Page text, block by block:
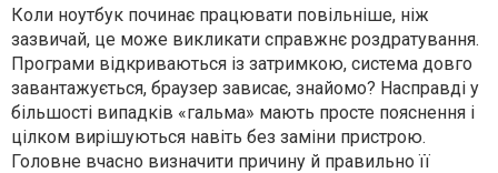
Коли ноутбук починає працювати повільніше, ніж
зазвичай, це може викликати справжнє роздратування.
Програми відкриваються із затримкою, система довго
завантажується, браузер зависає, знайомо? Насправді у
більшості випадків «гальма» мають просте пояснення і
цілком вирішуються навіть без заміни пристрою.
Головне вчасно визначити причину й правильно її